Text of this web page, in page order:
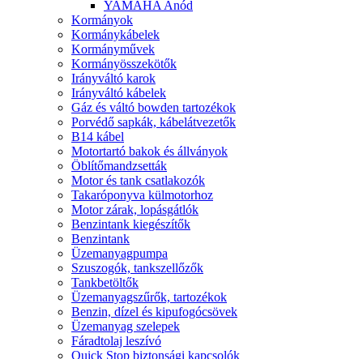
YAMAHA Anód
Kormányok
Kormánykábelek
Kormányművek
Kormányösszekötők
Irányváltó karok
Irányváltó kábelek
Gáz és váltó bowden tartozékok
Porvédő sapkák, kábelátvezetők
B14 kábel
Motortartó bakok és állványok
Öblítőmandzsetták
Motor és tank csatlakozók
Takaróponyva külmotorhoz
Motor zárak, lopásgátlók
Benzintank kiegészítők
Benzintank
Üzemanyagpumpa
Szuszogók, tankszellőzők
Tankbetöltők
Üzemanyagszűrők, tartozékok
Benzin, dízel és kipufogócsövek
Üzemanyag szelepek
Fáradtolaj leszívó
Quick Stop biztonsági kapcsolók